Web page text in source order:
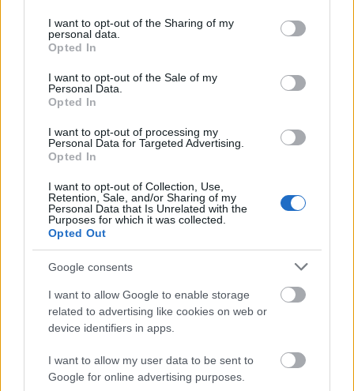
not limited to your visit or usage behaviour. You may click to
grant or deny consent to Google and its third-party tags to
use your data for below specified purposes in below Google
consent section.
I want to opt-out of the Sharing of my
personal data.
Opted In
I want to opt-out of the Sale of my
Personal Data.
Opted In
I want to opt-out of processing my
Personal Data for Targeted Advertising.
Opted In
I want to opt-out of Collection, Use,
Retention, Sale, and/or Sharing of my
Personal Data that Is Unrelated with the
Purposes for which it was collected.
Opted Out
Google consents
I want to allow Google to enable storage
related to advertising like cookies on web or
device identifiers in apps.
I want to allow my user data to be sent to
Google for online advertising purposes.
ΑΣΕΠ: Εξ αποστάσεως η πιο Εύκολη
Πιστοποίηση Υπολογιστών σε 2
μέρες
Μάθε πρώτος όλες τις σημαντικές
ειδήσεις.
Βάλε το proson.gr στα αποτελέσματα
αναζήτησης της Google
Δημοφιλείς Ειδήσεις